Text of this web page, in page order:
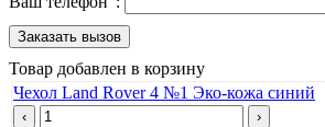
Товар добавлен в корзину
Чехол Land Rover 4 №1 Эко-кожа синий
‹ ›